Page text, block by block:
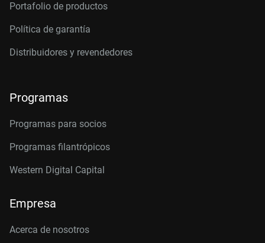
Portafolio de productos
Política de garantía
Distribuidores y revendedores
Programas
Programas para socios
Programas filantrópicos
Western Digital Capital
Empresa
Acerca de nosotros